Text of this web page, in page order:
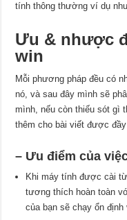
tính thông thường ví dụ
Ưu & nhược
win
Mỗi phương pháp đều có
nó, và sau đây mình sẽ
mình, nếu còn thiếu sót gì
thêm cho bài viết được
– Ưu điểm của
Khi máy tính được cài
tương thích hoàn toàn
của bạn sẽ chạy ổn